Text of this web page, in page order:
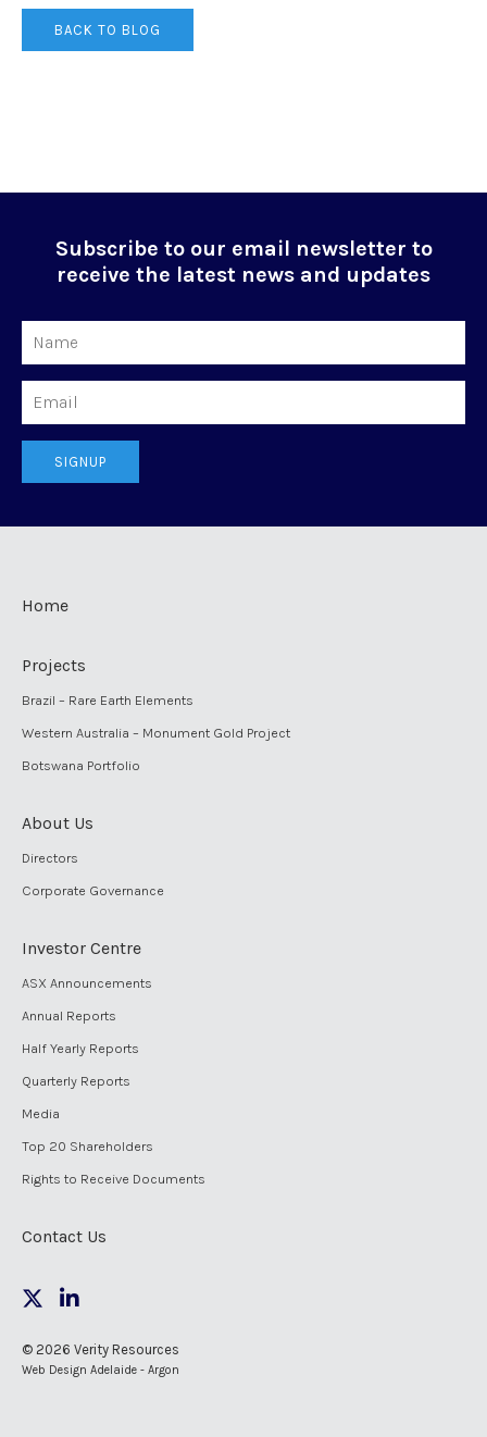
BACK TO BLOG
Subscribe to our email newsletter to
receive the latest news and updates
SIGNUP
Home
Projects
Brazil – Rare Earth Elements
Western Australia – Monument Gold Project
Botswana Portfolio
About Us
Directors
Corporate Governance
Investor Centre
ASX Announcements
Annual Reports
Half Yearly Reports
Quarterly Reports
Media
Top 20 Shareholders
Rights to Receive Documents
Contact Us
© 2026 Verity Resources
Web Design Adelaide - Argon